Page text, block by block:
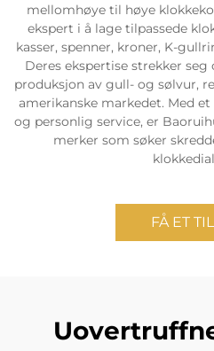
mellomhøye til høye
ekspert i å lage tilpassede
kasser, spenner, kroner, K-
Deres ekspertise strekker
produksjon av gull- og sølvur,
amerikanske markedet. Med
og personlig service, er
merker som søker
FÅ ET